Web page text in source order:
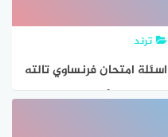
ترند
اسئلة امتحان فرنساوي تالته
ثانوي 2021 أدبي